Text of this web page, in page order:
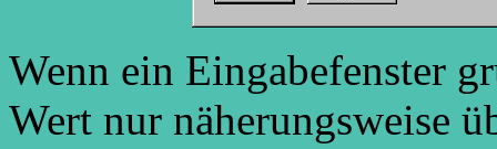
Wenn ein Eingabefenster
Wert nur näherungsweise